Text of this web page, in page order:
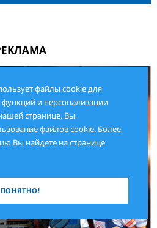
файлы cookie для
и персонализации
странице, Вы
файлов cookie. Более
Вы найдете на странице
ПОНЯТНО!